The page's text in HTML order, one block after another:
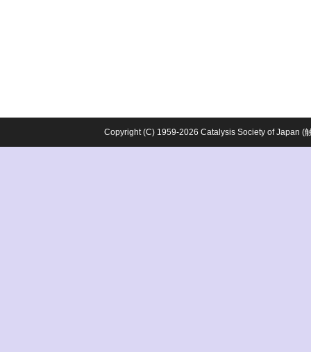
Copyright (C) 1959-2026 Catalysis Society of Japan (